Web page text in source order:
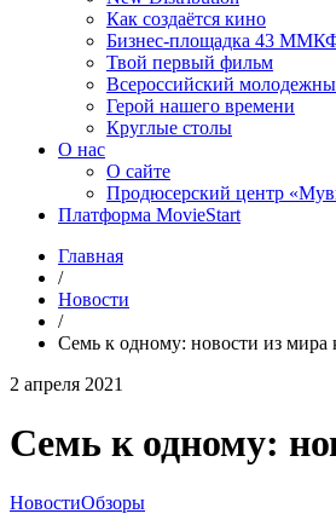
Как создаётся кино
Бизнес-площадка 43
Твой первый фильм
Всероссийский
Герой нашего времени
Круглые столы
О нас
О сайте
Продюсерский центр
Платформа MovieStart
Главная
/
Новости
/
Семь к одному: новости из мира
2 апреля 2021
Семь к одному:
НовостиОбзоры